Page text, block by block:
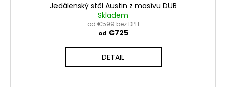
Jedálenský stôl Austin z masívu DUB
Skladem
od €599 bez DPH
od €725
DETAIL